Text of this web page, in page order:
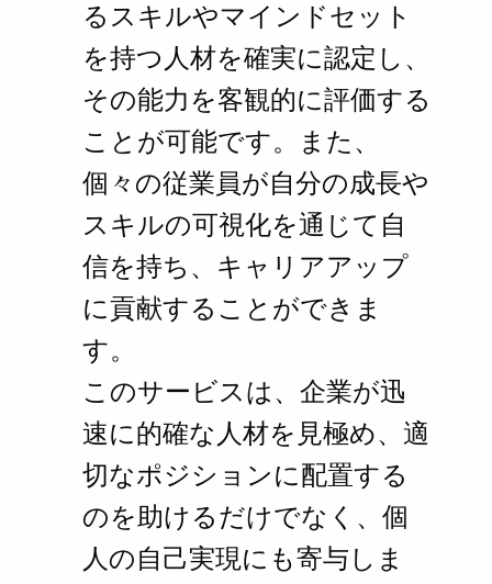
るスキルやマインドセット
を持つ人材を確実に認定し、
その能力を客観的に評価する
ことが可能です。また、
個々の従業員が自分の成長や
スキルの可視化を通じて自
信を持ち、キャリアアップ
に貢献することができま
す。
このサービスは、企業が迅
速に的確な人材を見極め、適
切なポジションに配置する
のを助けるだけでなく、個
人の自己実現にも寄与しま